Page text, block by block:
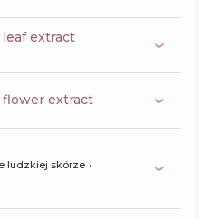
leaf extract
flower extract
ludzkiej skórze